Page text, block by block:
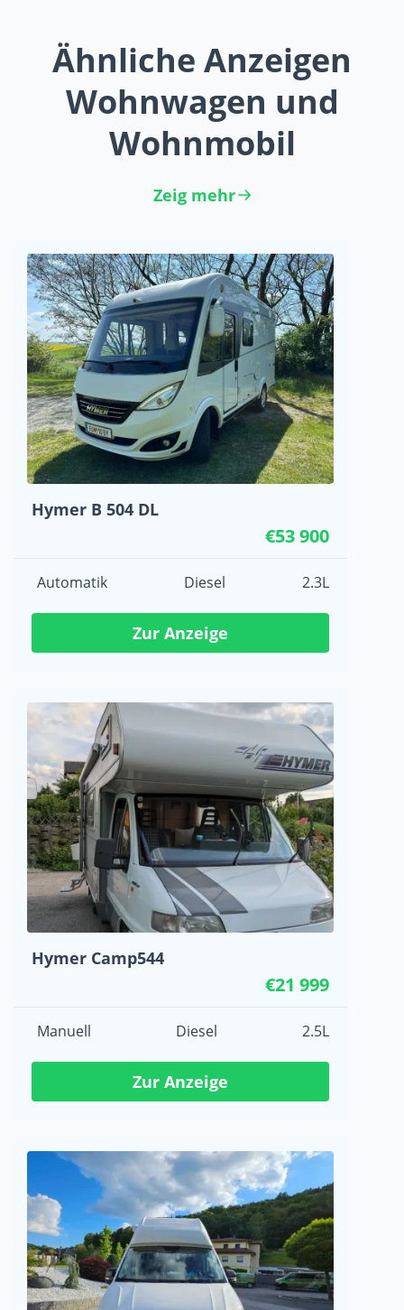
Ähnliche Anzeigen
Wohnwagen und
Wohnmobil
Zeig mehr
Hymer B 504 DL
€53 900
Automatik Diesel 2.3L
Zur Anzeige
Hymer Camp544
€21 999
Manuell Diesel 2.5L
Zur Anzeige